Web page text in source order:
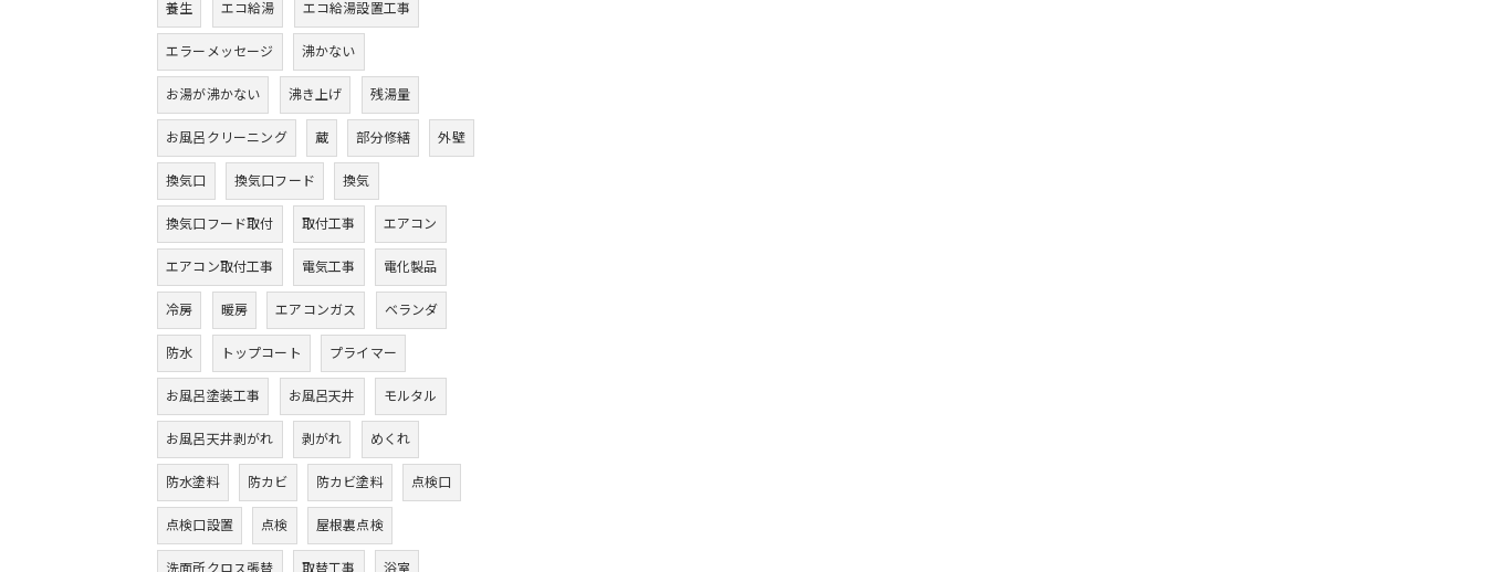
養生 エコ給湯 エコ給湯設置工事
エラーメッセージ 沸かない
お湯が沸かない 沸き上げ 残湯量
お風呂クリーニング 蔵 部分修繕 外壁
換気口 換気口フード 換気
換気口フード取付 取付工事 エアコン
エアコン取付工事 電気工事 電化製品
冷房 暖房 エアコンガス ベランダ
防水 トップコート プライマー
お風呂塗装工事 お風呂天井 モルタル
お風呂天井剥がれ 剥がれ めくれ
防水塗料 防カビ 防カビ塗料 点検口
点検口設置 点検 屋根裏点検
洗面所クロス張替 取替工事 浴室